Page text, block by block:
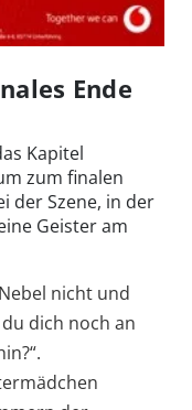
Ende
Kapitel
zum finalen
der Szene, in der
Geister am
nicht und
dich noch an